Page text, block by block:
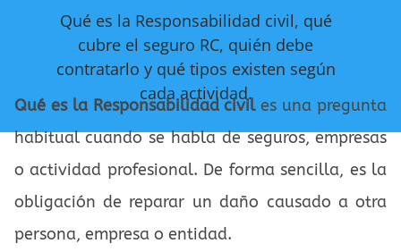
Qué es la Responsabilidad civil, qué
cubre el seguro RC, quién debe
contratarlo y qué tipos existen según
cada actividad.
Qué es la Responsabilidad civiles una pregunta
habitual cuando se habla de seguros, empresas
o actividad profesional. De forma sencilla, es la
obligación de reparar un daño causado a otra
persona, empresa o entidad.